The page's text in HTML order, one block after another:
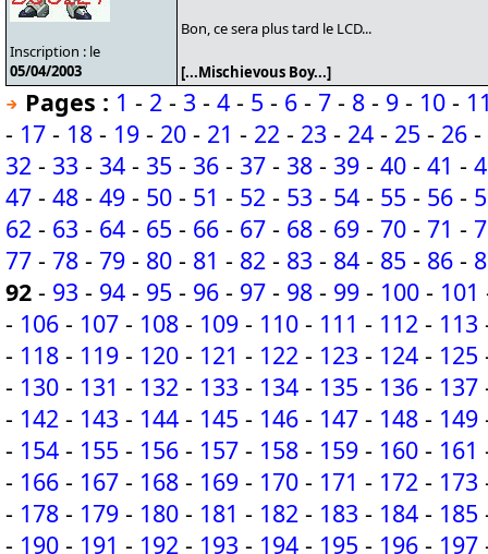
Inscription : le
05/04/2003
Bon, ce sera plus tard le LCD...
[...Mischievous Boy...]
Pages : 1 - 2 - 3 - 4 - 5 - 6 - 7 - 8 - 9 - 10 -
- 17 - 18 - 19 - 20 - 21 - 22 - 23 - 24 - 25 - 26 -
32 - 33 - 34 - 35 - 36 - 37 - 38 - 39 - 40 - 41 -
47 - 48 - 49 - 50 - 51 - 52 - 53 - 54 - 55 - 56 -
62 - 63 - 64 - 65 - 66 - 67 - 68 - 69 - 70 - 71 -
77 - 78 - 79 - 80 - 81 - 82 - 83 - 84 - 85 - 86 -
92 - 93 - 94 - 95 - 96 - 97 - 98 - 99 - 100 - 101
- 106 - 107 - 108 - 109 - 110 - 111 - 112 - 113
- 118 - 119 - 120 - 121 - 122 - 123 - 124 - 125
- 130 - 131 - 132 - 133 - 134 - 135 - 136 - 137
- 142 - 143 - 144 - 145 - 146 - 147 - 148 - 149
- 154 - 155 - 156 - 157 - 158 - 159 - 160 - 161
- 166 - 167 - 168 - 169 - 170 - 171 - 172 - 173
- 178 - 179 - 180 - 181 - 182 - 183 - 184 - 185
- 190 - 191 - 192 - 193 - 194 - 195 - 196 - 197